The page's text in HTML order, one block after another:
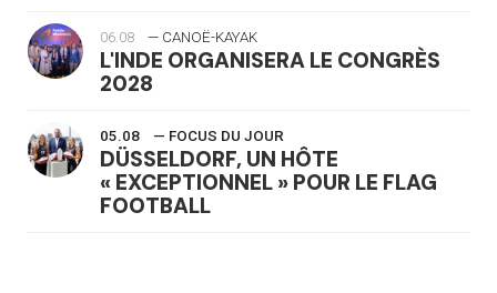
06.08 — CANOË-KAYAK
L'INDE ORGANISERA LE CONGRÈS
2028
05.08 — FOCUS DU JOUR
DÜSSELDORF, UN HÔTE
« EXCEPTIONNEL » POUR LE FLAG
FOOTBALL